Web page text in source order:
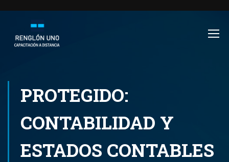
PROTEGIDO:
CONTABILIDAD Y
ESTADOS CONTABLES